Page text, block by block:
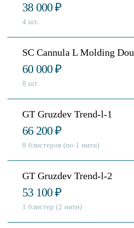
38 000₽
4 шт.
SC Cannula L Molding
60 000₽
8 шт.
GT Gruzdev Trend-l-1
66 200₽
8 блистеров (по 1 нити)
GT Gruzdev Trend-l-2
53 100₽
1 блистер (2 нити)